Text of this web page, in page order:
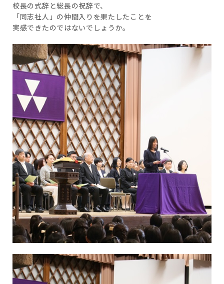
校長の式辞と総長の祝辞で、
「同志社人」の仲間入りを果たしたことを
実感できたのではないでしょうか。